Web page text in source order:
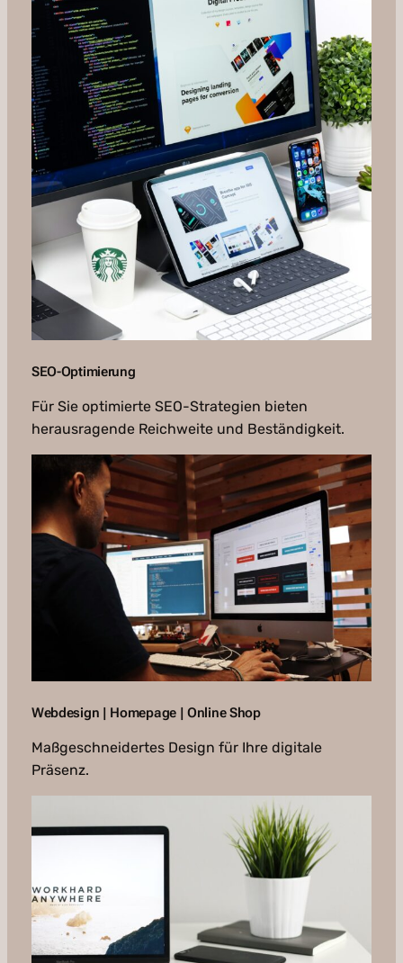
SEO-Optimierung
Für Sie optimierte SEO-Strategien bieten
herausragende Reichweite und Beständigkeit.
Webdesign | Homepage | Online Shop
Maßgeschneidertes Design für Ihre digitale
Präsenz.